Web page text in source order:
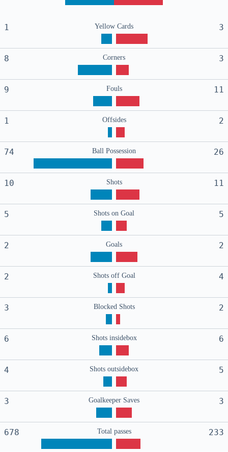
1 Yellow Cards 3
8 Corners 3
9 Fouls 11
1 Offsides 2
74 Ball Possession 26
10 Shots 11
5 Shots on Goal 5
2 Goals 2
2 Shots off Goal 4
3 Blocked Shots 2
6 Shots insidebox 6
4 Shots outsidebox 5
3 Goalkeeper Saves 3
678 Total passes 233